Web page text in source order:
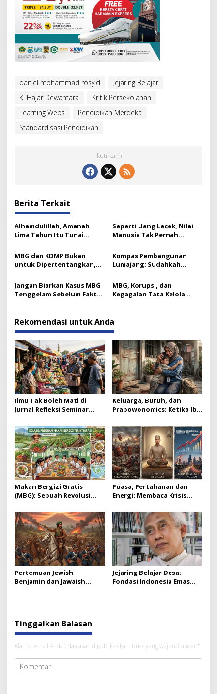
daniel mohammad rosyid
Jejaring Belajar
Ki Hajar Dewantara
Kritik Persekolahan
Learning Webs
Pendidikan Merdeka
Standardisasi Pendidikan
Ikuti Kami
Berita Terkait
Alhamdulillah, Amanah
Lima Tahun Itu Tunai
Jatim
Seperti Uang Lecek, Nilai
Manusia Tak Pernah
MBG dan KDMP Bukan
untuk Dipertentangkan,
Kompas Pembangunan
Lumajang: Sudahkah
Jangan Biarkan Kasus MBG
Tenggelam Sebelum Fakta
MBG, Korupsi, dan
Kegagalan Tata Kelola
Rekomendasi untuk Anda
Ilmu Tak Boleh Mati di
Jurnal Refleksi Seminar
Keluarga, Buruh, dan
Prabowonomics: Ketika Ibu
Makan Bergizi Gratis
(MBG): Sebuah Revolusi
Sukses Global
Puasa, Pertahanan dan
Energi: Membaca Krisis
Ramadan
Pertemuan Jewish
Benjamin dan Jawaish
Jejaring Belajar Desa:
Fondasi Indonesia Emas
Tinggalkan Balasan
Alamat email Anda tidak akan dipublikasikan. Ruas yang wajib ditandai *